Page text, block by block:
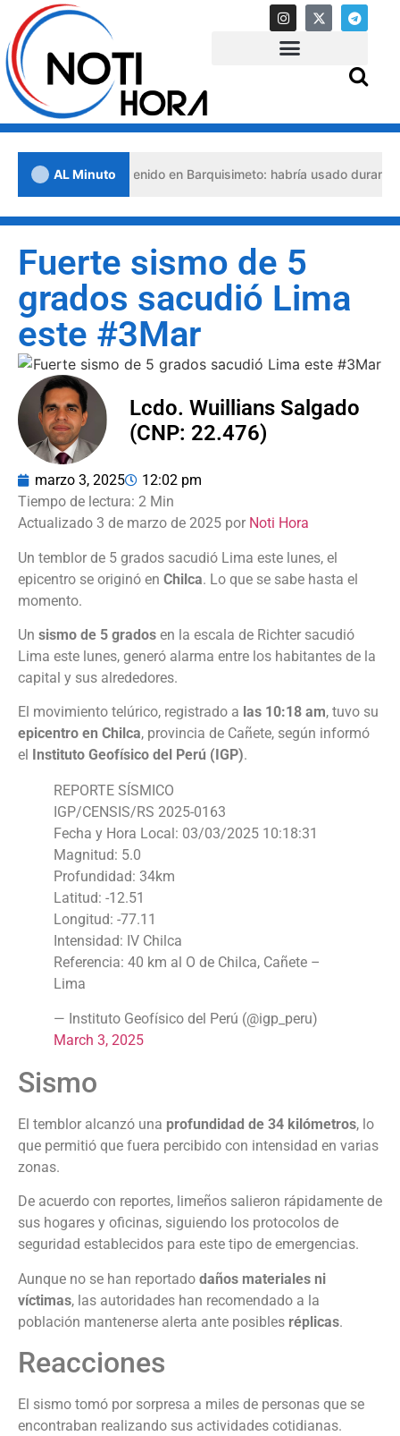
AL Minuto
abogado detenido en Barquisimeto: habría usado durante 13
Fuerte sismo de 5
grados sacudió Lima
este #3Mar
Lcdo. Wuillians Salgado
(CNP: 22.476)
marzo 3, 2025 12:02 pm
Actualizado 3 de marzo de 2025 por Noti Hora
Un temblor de 5 grados sacudió Lima este lunes, el
epicentro se originó en Chilca. Lo que se sabe hasta el
momento.
Un sismo de 5 grados en la escala de Richter sacudió
Lima este lunes, generó alarma entre los habitantes de la
capital y sus alrededores.
El movimiento telúrico, registrado a las 10:18 am, tuvo su
epicentro en Chilca, provincia de Cañete, según informó
el
Instituto Geofísico del Perú (IGP).
REPORTE SÍSMICO
IGP/CENSIS/RS 2025-0163
Fecha y Hora Local: 03/03/2025 10:18:31
Magnitud: 5.0
Profundidad: 34km
Latitud: -12.51
Longitud: -77.11
Intensidad: IV Chilca
Referencia: 40 km al O de Chilca, Cañete –
Lima
— Instituto Geofísico del Perú (@igp_peru)
March 3, 2025
Sismo
El temblor alcanzó una profundidad de 34 kilómetros, lo
que permitió que fuera percibido con intensidad en varias
zonas.
De acuerdo con reportes, limeños salieron rápidamente de
sus hogares y oficinas, siguiendo los protocolos de
seguridad establecidos para este tipo de emergencias.
Aunque no se han reportado daños materiales ni
víctimas, las autoridades han recomendado a la
población mantenerse alerta ante posibles réplicas.
Reacciones
El sismo tomó por sorpresa a miles de personas que se
encontraban realizando sus actividades cotidianas.